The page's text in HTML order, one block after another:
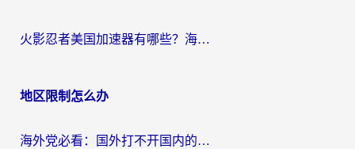
火影忍者美国加速器有哪些？海外党亲测的国服游戏加速全攻略（含菲律宾玩三国之刃守望黎明技巧）
地区限制怎么办
海外党必看：国外打不开国内的app怎么办？3步解决你的乡愁